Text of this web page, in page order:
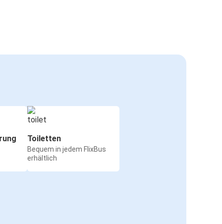
Toiletten
Bequem in jedem FlixBus
erhältlich